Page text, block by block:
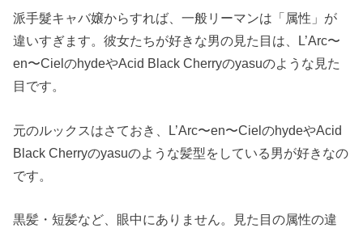
派手髮キャバ嬢からすれば、一般リーマンは「属性」が
違いすぎます。彼女たちが好きな男の見た目は、L’Arc〜
en〜CielのhydeやAcid Black Cherryのyasuのような見た
目です。
元のルックスはさておき、L’Arc〜en〜CielのhydeやAcid
Black Cherryのyasuのような髪型をしている男が好きなの
です。
黒髪・短髪など、眼中にありません。見た目の属性の違